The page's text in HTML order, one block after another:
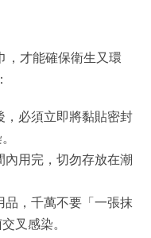
，才能確保衛生又環
，必須立即將黏貼密封
內用完，切勿存放在潮
品，千萬不要「一張抹
叉感染。